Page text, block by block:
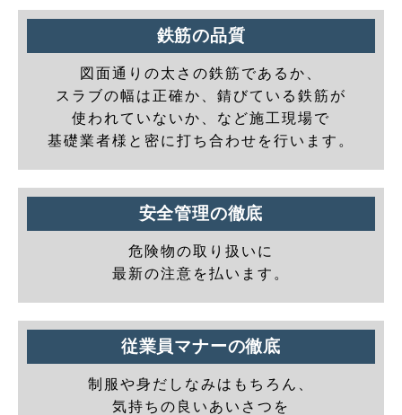
鉄筋の品質
図面通りの太さの鉄筋であるか、
スラブの幅は正確か、錆びている鉄筋が
使われていないか、など施工現場で
基礎業者様と密に打ち合わせを行います。
安全管理の徹底
危険物の取り扱いに
最新の注意を払います。
従業員マナーの徹底
制服や身だしなみはもちろん、
気持ちの良いあいさつを